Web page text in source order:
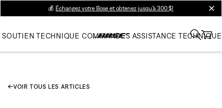
💰 Échangez votre Bose et obtenez jusqu’à 300 $!
SOUTIEN TECHNIQUE COMMANDES ASSISTANCE TECHNIQUE
VOIR TOUS LES ARTICLES